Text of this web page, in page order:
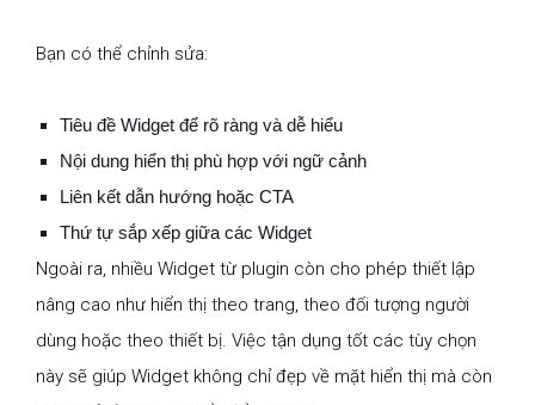
Bạn có thể chỉnh sửa:
Tiêu đề Widget để rõ ràng và dễ hiểu
Nội dung hiển thị phù hợp với ngữ cảnh
Liên kết dẫn hướng hoặc CTA
Thứ tự sắp xếp giữa các Widget
Ngoài ra, nhiều Widget từ plugin còn cho phép thiết lập
nâng cao như hiển thị theo trang, theo đối tượng người
dùng hoặc theo thiết bị. Việc tận dụng tốt các tùy chọn
này sẽ giúp Widget không chỉ đẹp về mặt hiển thị mà còn